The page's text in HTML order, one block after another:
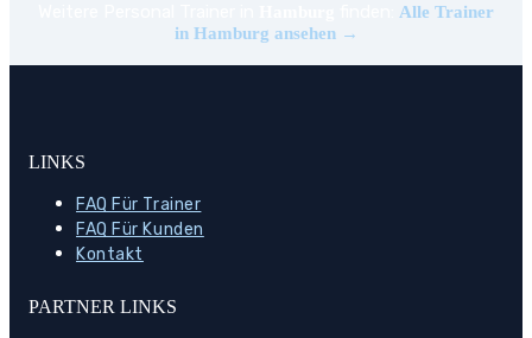
Alle Trainer
in Hamburg ansehen →
LINKS
FAQ Für Trainer
FAQ Für Kunden
Kontakt
PARTNER LINKS